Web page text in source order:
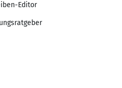
Editor